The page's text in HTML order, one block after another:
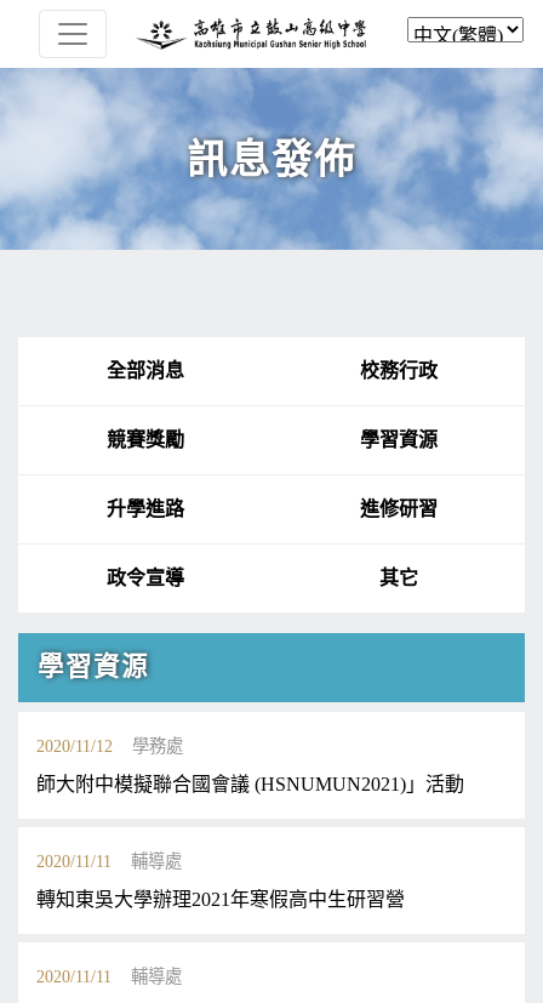
訊息發佈
全部消息 校務行政
競賽獎勵 學習資源
升學進路 進修研習
政令宣導 其它
學習資源
2020/11/12 學務處
師大附中模擬聯合國會議 (HSNUMUN2021)」活動
2020/11/11 輔導處
轉知東吳大學辦理2021年寒假高中生研習營
2020/11/11 輔導處